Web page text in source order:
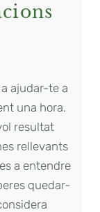
ajudar-te a
una hora.
resultat
rellevants
a entendre
quedar-